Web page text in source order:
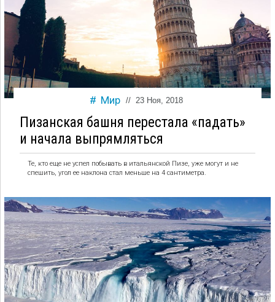
Мир // 23 Ноя, 2018
Пизанская башня перестала «падать»
и начала выпрямляться
Те, кто еще не успел побывать в итальянской Пизе, уже могут и не
спешить, угол ее наклона стал меньше на 4 сантиметра.